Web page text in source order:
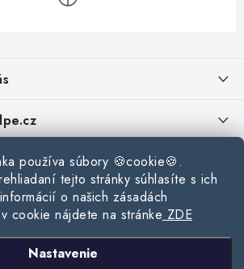
používa súbory 🍪cookie🍪.
tejto stránky súhlasíte s ich
o našich zásadách
cookie nájdete na stránke ZDE
Nastavenie
cookie
údajů
fóliu pre strechu?